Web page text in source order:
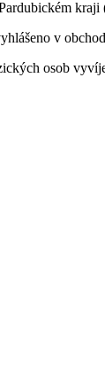
kraji
v
osob